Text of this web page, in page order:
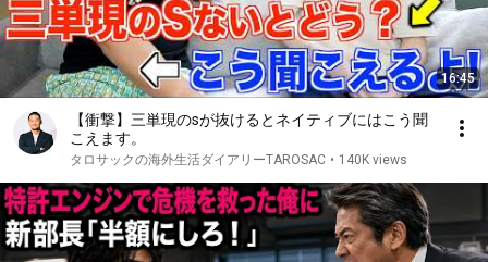
16:45
【衝撃】三単現のsが抜けるとネイティブにはこう聞
こえます。
タロサックの海外生活ダイアリーTAROSAC • 140K views